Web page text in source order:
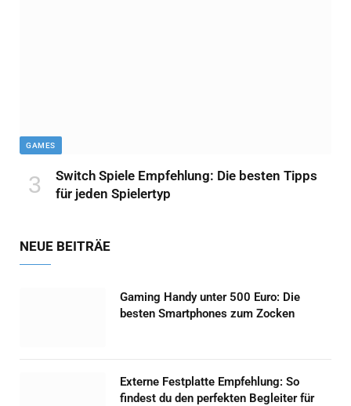
GAMES
Switch Spiele Empfehlung: Die besten Tipps
für jeden Spielertyp
NEUE BEITRÄE
Gaming Handy unter 500 Euro: Die
besten Smartphones zum Zocken
Externe Festplatte Empfehlung: So
findest du den perfekten Begleiter für